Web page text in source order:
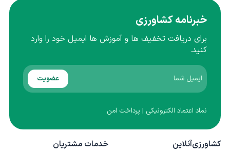
خبرنامه کشاورزی
برای دریافت تخفیف ها و آموزش ها ایمیل خود را وارد
کنید.
عضویت
نماد اعتماد الکترونیکی | پرداخت امن
کشاورزی‌آنلاین خدمات مشتریان